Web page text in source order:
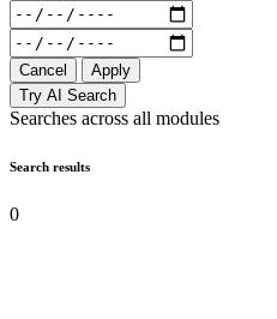
Cancel
Apply
Try AI Search
Searches across all modules
Search results
0